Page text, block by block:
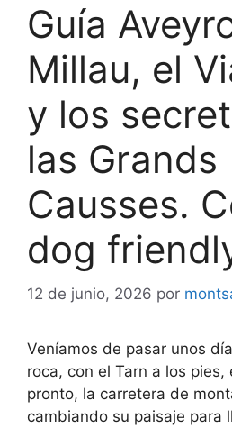
Guía
Millau, el
y los
las Grands
Causses.
dog
12 de junio, 2026 por
Veníamos de pasar unos
roca, con el Tarn a los pies,
pronto, la carretera de
cambiando su paisaje para